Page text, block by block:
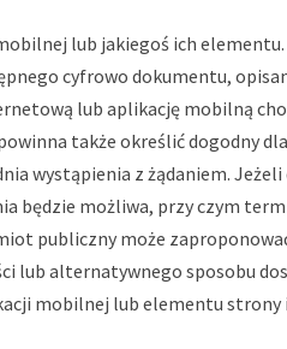
lub jakiegoś ich elementu.
cyfrowo dokumentu,
lub aplikację mobilną
także określić dogodny
wystąpienia z żądaniem.
będzie możliwa, przy czym
publiczny może
lub alternatywnego sposobu
mobilnej lub elementu